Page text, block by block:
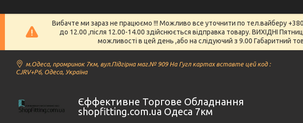
Вибачте ми зараз не працюємо !!! Можливо все уточнити по тел.вайберу
до 12.00 ,після 12.00-14.00 здійснюється відправка товару. ВИХІДНІ
можливості в цей день ,або на слідуючий з 9.00 Габаритний
м.Одеса, промринок 7км, вул.Підгірна маг.№ 909 На Гугл картах вставте цей код :
CJRV+P6, Одеса, Україна
Єффективне Торгове Обладнання
shopfitting.com.ua Одеса 7км